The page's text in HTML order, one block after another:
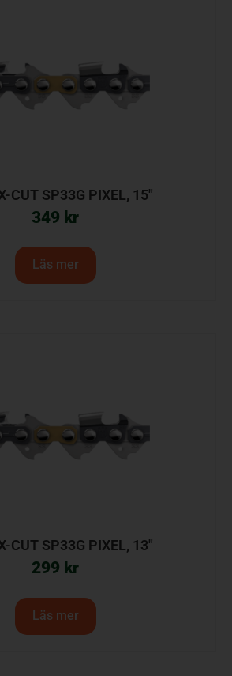
CUT SP33G PIXEL, 15″
349 kr
Läs mer
CUT SP33G PIXEL, 13″
299 kr
Läs mer